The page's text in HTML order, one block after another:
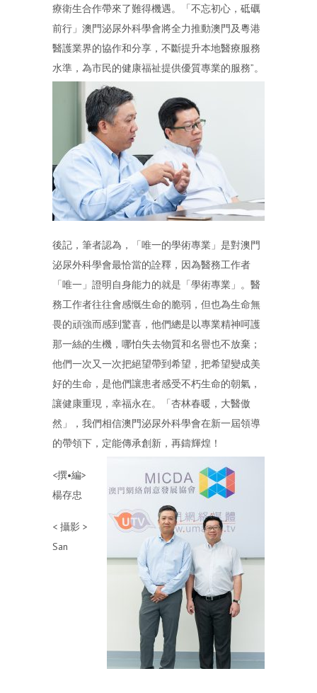
療衛生合作帶來了難得機遇。「不忘初心，砥礪
前行」澳門泌尿外科學會將全力推動澳門及粵港
醫護業界的協作和分享，不斷提升本地醫療服務
水準，為市民的健康福祉提供優質專業的服務”。
後記，筆者認為，「唯一的學術專業」是對澳門
泌尿外科學會最恰當的詮釋，因為醫務工作者
「唯一」證明自身能力的就是「學術專業」。醫
務工作者往往會感慨生命的脆弱，但也為生命無
畏的頑強而感到驚喜，他們總是以專業精神呵護
那一絲的生機，哪怕失去物質和名譽也不放棄；
他們一次又一次把絕望帶到希望，把希望變成美
好的生命，是他們讓患者感受不朽生命的朝氣，
讓健康重現，幸福永在。「杏林春暖，大醫傲
然」，我們相信澳門泌尿外科學會在新一屆領導
的帶領下，定能傳承創新，再鑄輝煌！
<撰•編>
楊存忠
< 攝影 >
San